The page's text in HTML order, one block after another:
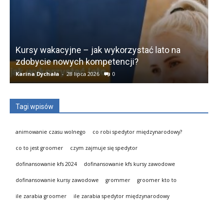
Kursy wakacyjne – jak wykorzystać lato na
zdobycie nowych kompetencji?
Karina Dychała - 28 lipca 2026 0
Tagi wpisów
animowanie czasu wolnego co robi spedytor międzynarodowy?
co to jest groomer czym zajmuje się spedytor
dofinansowanie kfs 2024 dofinansowanie kfs kursy zawodowe
dofinansowanie kursy zawodowe grommer groomer kto to
ile zarabia groomer ile zarabia spedytor międzynarodowy